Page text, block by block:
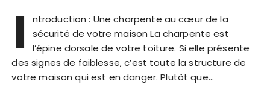
I
ntroduction : Une charpente au cœur de la
sécurité de votre maison La charpente est
l’épine dorsale de votre toiture. Si elle présente
des signes de faiblesse, c’est toute la structure de
votre maison qui est en danger. Plutôt que…